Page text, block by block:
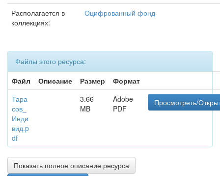
Располагается в
коллекциях:
Оцифрованный фонд
Файлы этого ресурса:
Файл
Описание Размер
Формат
Тара
сов_
Инди
вид.p
df
3.66
MB
Adobe
PDF
Просмотреть/
Показать полное описание ресурса